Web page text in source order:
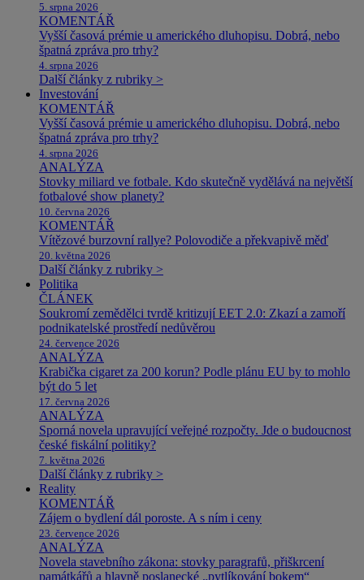
5. srpna 2026
KOMENTÁŘ
Vyšší časová prémie u amerického dluhopisu. Dobrá, nebo
špatná zpráva pro trhy?
4. srpna 2026
Další články z rubriky >
Investování
KOMENTÁŘ
Vyšší časová prémie u amerického dluhopisu. Dobrá, nebo
špatná zpráva pro trhy?
4. srpna 2026
ANALÝZA
Stovky miliard ve fotbale. Kdo skutečně vydělává na největší
fotbalové show planety?
10. června 2026
KOMENTÁŘ
Vítězové burzovní rallye? Polovodiče a překvapivě měď
20. května 2026
Další články z rubriky >
Politika
ČLÁNEK
Soukromí zemědělci tvrdě kritizují EET 2.0: Zkazí a zamoří
podnikatelské prostředí nedůvěrou
24. července 2026
ANALÝZA
Krabička cigaret za 200 korun? Podle plánu EU by to mohlo
být do 5 let
17. června 2026
ANALÝZA
Sporná novela upravující veřejné rozpočty. Jde o budoucnost
české fiskální politiky?
7. května 2026
Další články z rubriky >
Reality
KOMENTÁŘ
Zájem o bydlení dál poroste. A s ním i ceny
23. července 2026
ANALÝZA
Novela stavebního zákona: stovky paragrafů, přiškrcení
památkářů a hlavně poslanecké „pytlíkování bokem“